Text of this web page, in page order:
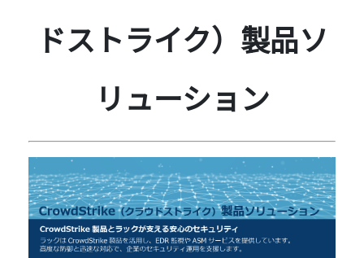
ドストライク）製品ソ
リューション